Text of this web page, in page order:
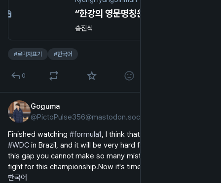
송진식
#로마자표기 #한국어
0
Goguma
@PictoPulse356@mastodon.social
Finished watching #formula1
#WDC in Brazil, and it will be very hard for
this gap you cannot make so many mistakes if you wanna
fight for this championship.Now it's time to study
한국어